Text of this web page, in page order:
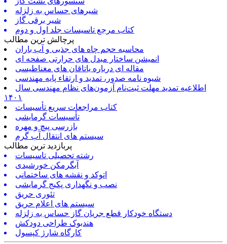
شیرهای حساس به زلزله
شیر برقی گاز
کتاب مرجع تاسیسات جلد اول و دوم
پرچالش ترین مطالب
محاسبه حجم چاه های جذبی و آب باران
انمیشن ساختار مبدل های حرارتی صفحه ای
مقاله ای درباره یاتاقان های مغناطیسی
شیوه نامه صدور، تمدید و ارتقاء پایه مهندسی
اطلاعیه تمدید مهلت ثبت‌نام آزمون‌های نظام مهندسی سال
۱۴۰۱
کتاب مراجعات سریع تأسیسات
تأسیسات گرمایشی
بازرسی پیچ و مهره
سیستم های انتقال آب گرم
پربازدید ترین مطالب
رشته تحصیلی تاسیسات
آبگرمکن خورشیدی
اتوکد و نقشه های ساختمانی
نصب و نگهداری پکیج گرمایشی
تئوری حریق
سیستم های اعلام حریق
دستگاه خودکار قطع جریان گاز حساس به زلزله
هندبوک طراحی دودکش
کارگاه شارژ کپسول